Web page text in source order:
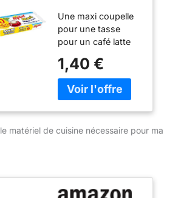
Coupelles 140
g
Une maxi coupelle
pour une tasse
pour un café latte
individuelles 14g
Avant ouverture : à
conserver à
ouverture : à
1,40 €
matériel de cuisine nécessaire pour ma